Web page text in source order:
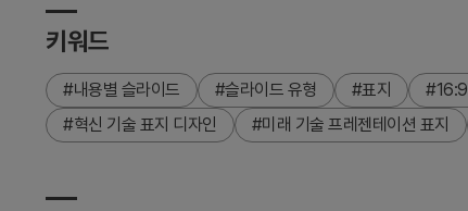
키워드
#내용별 슬라이드 #슬라이드 유형 #표지 #16:9
#혁신 기술 표지 디자인
#미래 기술 프레젠테이션 표지